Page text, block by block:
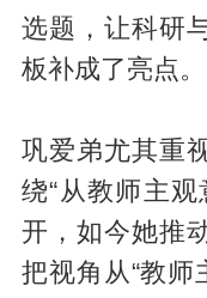
选题，让科研
板补成了亮点。
巩爱弟尤其重
绕“从教师主
开，如今她推
把视角从“教师